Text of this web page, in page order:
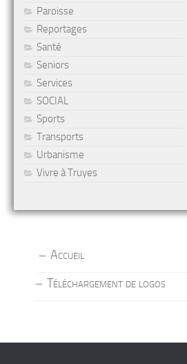
Paroisse
Reportages
Santé
Seniors
Services
SOCIAL
Sports
Transports
Urbanisme
Vivre à Truyes
Accueil
Téléchargement de logos